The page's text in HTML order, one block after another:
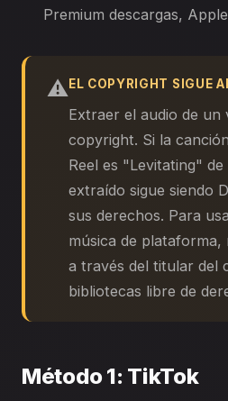
Premium descargas,
⚠️EL COPYRIGHT SIGUE
Extraer el audio de un
copyright. Si la
Reel es "Levitating"
extraído sigue siendo
sus derechos. Para
música de plataforma,
a través del titular del
bibliotecas libre de
Método 1: TikTok